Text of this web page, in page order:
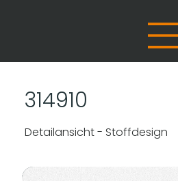
314910
Detailansicht - Stoffdesign